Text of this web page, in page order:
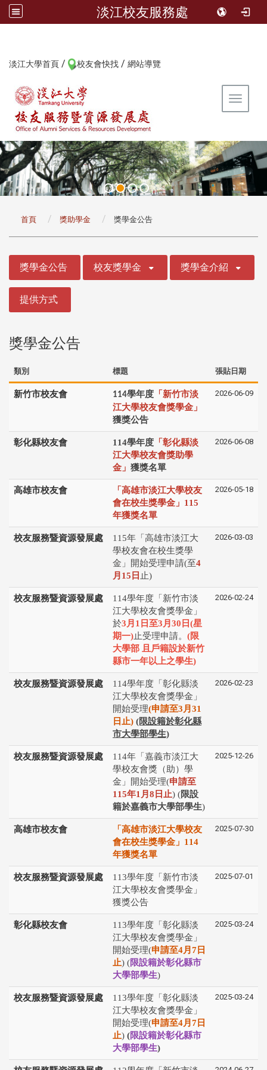
淡江校友服務處
淡江大學首頁 / 校友會快找 / 網站導覽
Toggle
首頁 獎助學金 獎學金公告
獎學金公告 校友獎學金 獎學金介紹
提供方式
獎學金公告
類別 標題 張貼日期
新竹市校友會 114學年度 「新竹市淡
江大學校友會獎學金」
獲獎公告
2026-06-09
彰化縣校友會 114學年度 「彰化縣淡
江大學校友會獎助學
金」 獲獎名單
2026-06-08
高雄市校友會
「高雄市淡江大學校友
會在校生獎學金」115
年獲獎名單
2026-05-18
校友服務暨資源發展處
115年「高雄市淡江大
學校友會在校生獎學
金」開始受理申請(至4
月15日 止)
2026-03-03
校友服務暨資源發展處
114學年度「新竹市淡
江大學校友會獎學金」
於3月1日至3月30日(星
期一)止受理申請。 (限
大學部 且戶籍設於新竹
縣市一年以上之學生)
2026-02-24
校友服務暨資源發展處
114學年度「彰化縣淡
江⼤學校友會獎學⾦」
開始受理(申請⾄3⽉31
⽇⽌) (限設籍於彰化縣
市大學部學生)
2026-02-23
校友服務暨資源發展處
114年「嘉義市淡江大
學校友會獎（助）學
金」開始受理(申請⾄
115年1⽉8⽇⽌) (限設
籍於嘉義市大學部學生)
2025-12-26
高雄市校友會
「高雄市淡江大學校友
會在校生獎學金」114
年獲獎名單
2025-07-30
校友服務暨資源發展處
113學年度「新竹市淡
江大學校友會獎學金」
獲獎公告
2025-07-01
彰化縣校友會
113學年度「彰化縣淡
江⼤學校友會獎學⾦」
開始受理(申請⾄4⽉7⽇
⽌) (限設籍於彰化縣市
大學部學生)
2025-03-24
校友服務暨資源發展處
113學年度「彰化縣淡
江⼤學校友會獎學⾦」
開始受理(申請⾄4⽉7⽇
⽌) (限設籍於彰化縣市
大學部學生)
2025-03-24